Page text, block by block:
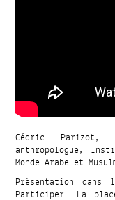
Cédric Parizot,
anthropologue,
Monde Arabe et
Présentation
Participer: La